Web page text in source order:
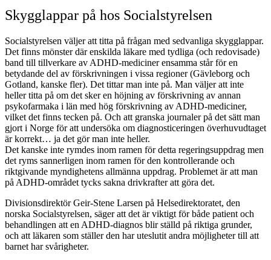
Skygglappar på hos Socialstyrelsen
Socialstyrelsen väljer att titta på frågan med sedvanliga skygglappar.
Det finns mönster där enskilda läkare med tydliga (och redovisade)
band till tillverkare av ADHD-mediciner ensamma står för en
betydande del av förskrivningen i vissa regioner (Gävleborg och
Gotland, kanske fler). Det tittar man inte på. Man väljer att inte
heller titta på om det sker en höjning av förskrivning av annan
psykofarmaka i län med hög förskrivning av ADHD-mediciner,
vilket det finns tecken på. Och att granska journaler på det sätt man
gjort i Norge för att undersöka om diagnosticeringen överhuvudtaget
är korrekt… ja det gör man inte heller.
Det kanske inte rymdes inom ramen för detta regeringsuppdrag men
det ryms sannerligen inom ramen för den kontrollerande och
riktgivande myndighetens allmänna uppdrag. Problemet är att man
på ADHD-området tycks sakna drivkrafter att göra det.
Divisionsdirektör Geir-Stene Larsen på Helsedirektoratet, den
norska Socialstyrelsen, säger att det är viktigt för både patient och
behandlingen att en ADHD-diagnos blir ställd på riktiga grunder,
och att läkaren som ställer den har uteslutit andra möjligheter till att
barnet har svårigheter.